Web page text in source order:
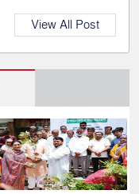
View All Post